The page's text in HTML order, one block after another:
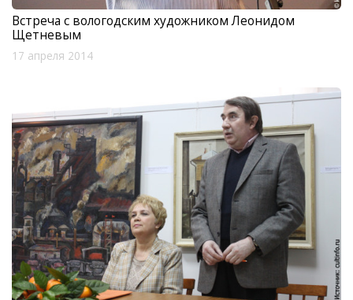
Встреча с вологодским художником Леонидом
Щетневым
17 апреля 2014